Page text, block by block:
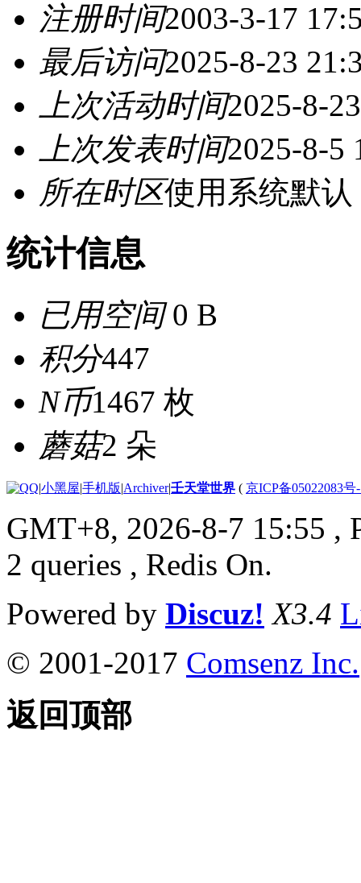
注册时间2003-3-17
最后访问2025-8-23
上次活动时间2025-8-
上次发表时间2025-8-5
所在时区使用系统默认
统计信息
已用空间0 B
积分447
N币1467 枚
蘑菇2 朵
|小黑屋|手机版|Archiver|壬天堂世界 ( 京ICP备05022083号
GMT+8, 2026-8-7 15:55 ,
2 queries , Redis On.
Powered by Discuz! X3.4
© 2001-2017 Comsenz Inc.
返回顶部